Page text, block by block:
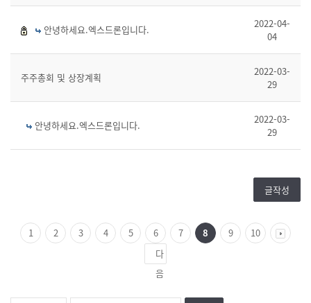
안녕하세요.엑스드론입니다.
2022-04-
04
주주총회 및 상장계획
2022-03-
29
안녕하세요.엑스드론입니다.
2022-03-
29
글작성
1 2 3 4 5 6 7 8 9
10
다
음